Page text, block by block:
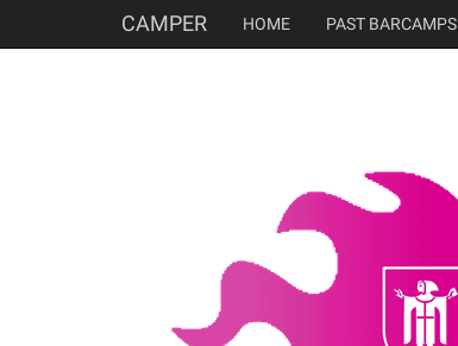
CAMPER HOME PAST BARCAMPS